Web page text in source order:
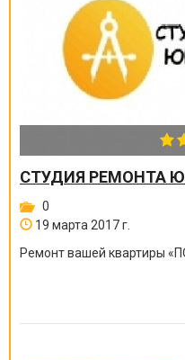
СТУДИЯ РЕМОНТА
0
19 марта 2017 г.
Ремонт вашей квартиры «